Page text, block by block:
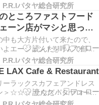
）暗記せね…
んなところで紹介されている
ェックして来た。結果、どち
言えば注意喚起ということに
ろうか。場所はサウスパタヤ
ョムティエンエリアに向かう
ラヤロード沿いの東側であ
ンチタイムの終…
P.R.Iパタヤ総合研究所
ところファストフード
ーン店がマシと思って
のだった
中も大方片付いて来たので、
よエージェントを呼んで部屋
賃貸に出す内容を相談。当コ
ニアムの客付けに強い地元業
り、いかにも慣れている様子
。 「寝室にもエアコンを設置
件で8000THBでどう？」 そ
P.R.Iパタヤ総合研究所
LAX Cafe & Restaurant
ーラックスカフェアンドレス
＞☆☆☆ サウスパタヤロード
側のサードロードを少し東に